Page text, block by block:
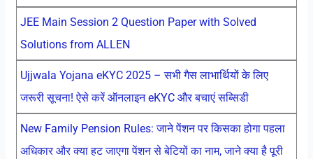
JEE Main Session 2 Question Paper with Solved
Solutions from ALLEN
Ujjwala Yojana eKYC 2025 – सभी गैस लाभार्थियों के लिए
जरूरी सूचना! ऐसे करें ऑनलाइन eKYC और बचाएं सब्सिडी
New Family Pension Rules: जाने पेंशन पर किसका होगा पहला
अधिकार और क्या हट जाएगा पेंशन से बेटियों का नाम, जाने क्या है पूरी